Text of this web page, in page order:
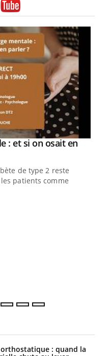
: et si on osait en
de type 2 reste
patients comme
: quand la